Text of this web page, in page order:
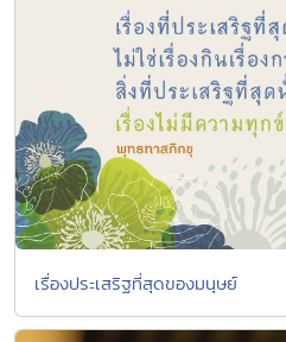
เรื่องประเสริฐที่สุดของมนุษย์